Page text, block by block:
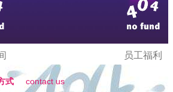
员工福利
式 contact us